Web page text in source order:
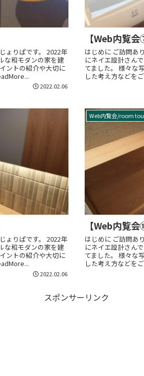
ょりぱです。 2022年
な和モダンの家を建
ントの紹介や大切に
2022.02.06
【Web内覧
はじめに ご訪問あ
にネイエ設計さん
てました。 様々な
した考え方などを
ょりぱです。 2022年
な和モダンの家を建
ントの紹介や大切に
2022.02.06
Web内覧会/room
【Web内覧
はじめに ご訪問あ
にネイエ設計さん
てました。 様々な
した考え方などを
スポンサーリンク